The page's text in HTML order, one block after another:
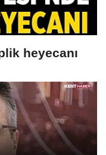
heyecanı